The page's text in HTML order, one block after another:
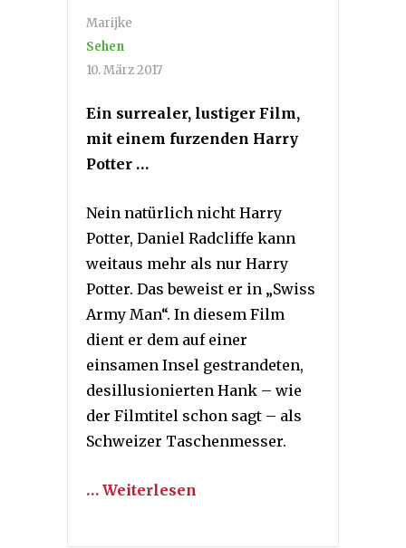
Marijke
Sehen
10. März 2017
Ein surrealer, lustiger Film,
mit einem furzenden Harry
Potter …
Nein natürlich nicht Harry
Potter, Daniel Radcliffe kann
weitaus mehr als nur Harry
Potter. Das beweist er in „Swiss
Army Man“. In diesem Film
dient er dem auf einer
einsamen Insel gestrandeten,
desillusionierten Hank – wie
der Filmtitel schon sagt – als
Schweizer Taschenmesser.
… Weiterlesen